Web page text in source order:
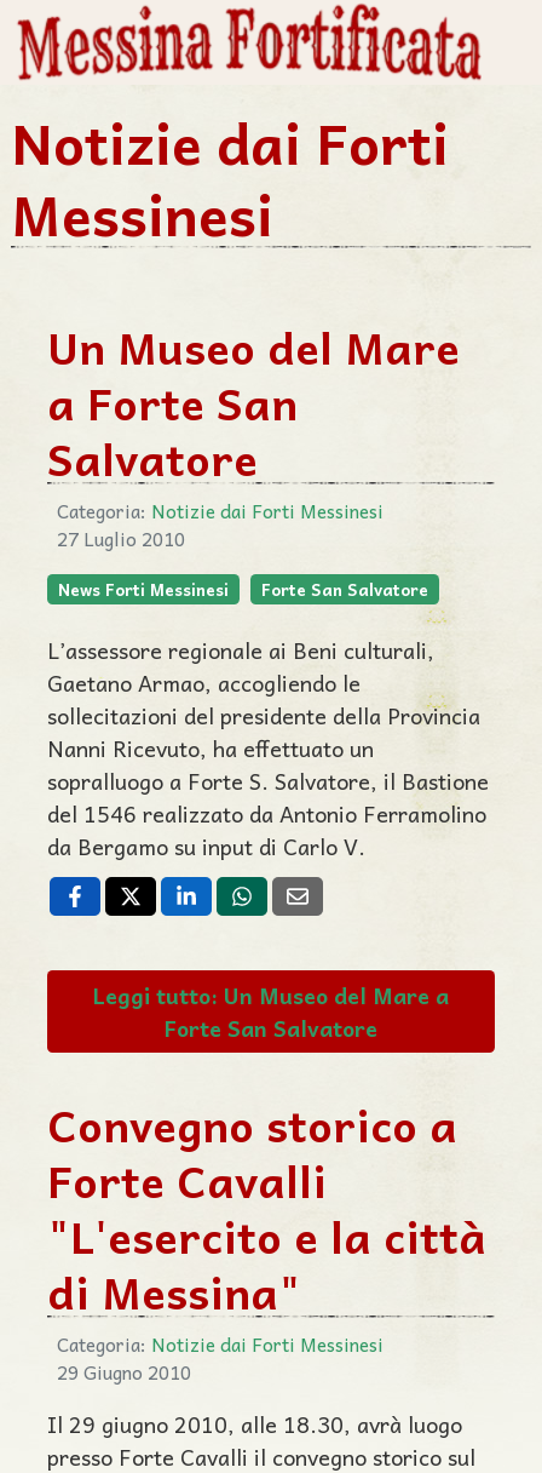
Notizie dai Forti
Messinesi
Un Museo del Mare
a Forte San
Salvatore
Categoria: Notizie dai Forti Messinesi
27 Luglio 2010
News Forti Messinesi Forte San Salvatore
L’assessore regionale ai Beni culturali,
Gaetano Armao, accogliendo le
sollecitazioni del presidente della Provincia
Nanni Ricevuto, ha effettuato un
sopralluogo a Forte S. Salvatore, il Bastione
del 1546 realizzato da Antonio Ferramolino
da Bergamo su input di Carlo V.
Leggi tutto: Un Museo del Mare a
Forte San Salvatore
Convegno storico a
Forte Cavalli
"L'esercito e la città
di Messina"
Categoria: Notizie dai Forti Messinesi
29 Giugno 2010
Il 29 giugno 2010, alle 18.30, avrà luogo
presso Forte Cavalli il convegno storico sul